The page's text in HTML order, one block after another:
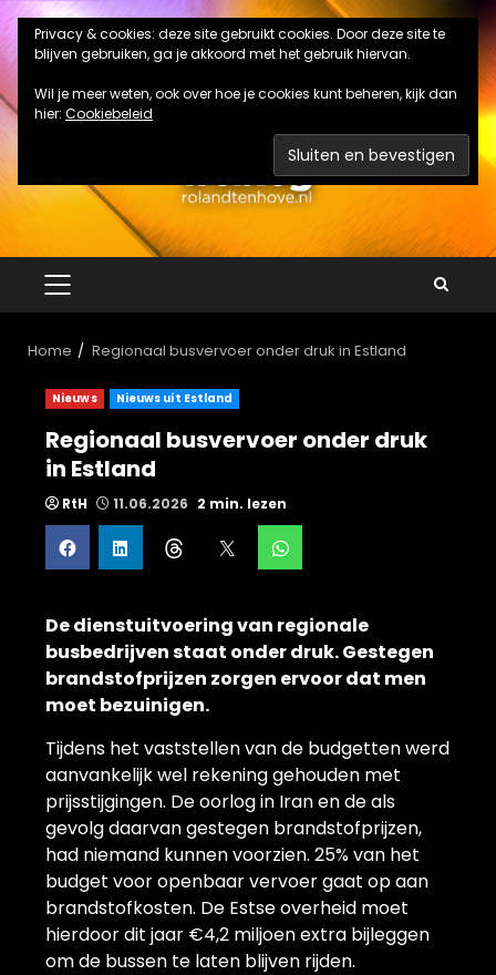
Ga
naar
de
inhoud
PRIMAIR
MENU
Home Regionaal busvervoer onder druk in Estland
Nieuws Nieuws uit Estland
Regionaal busvervoer onder druk
in Estland
RtH 11.06.2026 2 min. lezen
De dienstuitvoering van regionale
busbedrijven staat onder druk. Gestegen
brandstofprijzen zorgen ervoor dat men
moet bezuinigen.
Tijdens het vaststellen van de budgetten werd
aanvankelijk wel rekening gehouden met
prijsstijgingen. De oorlog in Iran en de als
gevolg daarvan gestegen brandstofprijzen,
had niemand kunnen voorzien. 25% van het
budget voor openbaar vervoer gaat op aan
brandstofkosten. De Estse overheid moet
hierdoor dit jaar €4,2 miljoen extra bijleggen
om de bussen te laten blijven rijden.
Privacy & cookies: deze site gebruikt cookies. Door deze site te
blijven gebruiken, ga je akkoord met het gebruik hiervan.
Wil je meer weten, ook over hoe je cookies kunt beheren, kijk dan
hier: Cookiebeleid